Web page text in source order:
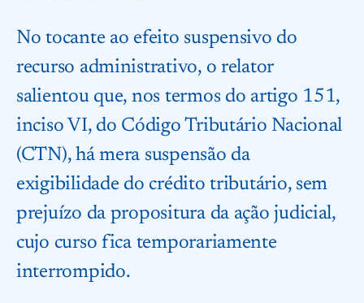
No tocante ao efeito suspensivo do
recurso administrativo, o relator
salientou que, nos termos do artigo 151,
inciso VI, do Código Tributário Nacional
(CTN), há mera suspensão da
exigibilidade do crédito tributário, sem
prejuízo da propositura da ação judicial,
cujo curso fica temporariamente
interrompido.